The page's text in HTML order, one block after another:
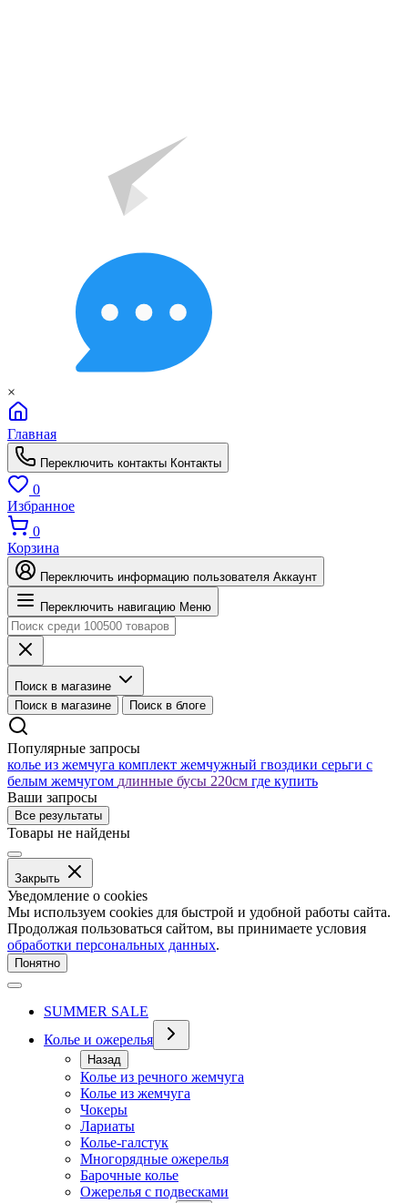
×
Главная
Переключить контакты Контакты
0
Избранное
0
Корзина
Переключить информацию пользователя Аккаунт
Переключить навигацию Меню
Поиск в магазине
Поиск в магазине
Поиск в блоге
Популярные запросы
колье из жемчуга комплект жемчужный гвоздики серьги с
белым жемчугом длинные бусы 220см где купить
Ваши запросы
Все результаты
Товары не найдены
Закрыть
Уведомление о cookies
Мы используем cookies для быстрой и удобной работы сайта.
Продолжая пользоваться сайтом, вы принимаете условия
обработки персональных данных.
Понятно
SUMMER SALE
Колье и ожерелья
Назад
Колье из речного жемчуга
Колье из жемчуга
Чокеры
Лариаты
Колье-галстук
Многорядные ожерелья
Барочные колье
Ожерелья с подвесками